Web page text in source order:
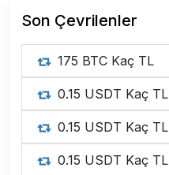
Son Çevrilenler
175 BTC Kaç TL
0.15 USDT Kaç TL
0.15 USDT Kaç TL
0.15 USDT Kaç TL